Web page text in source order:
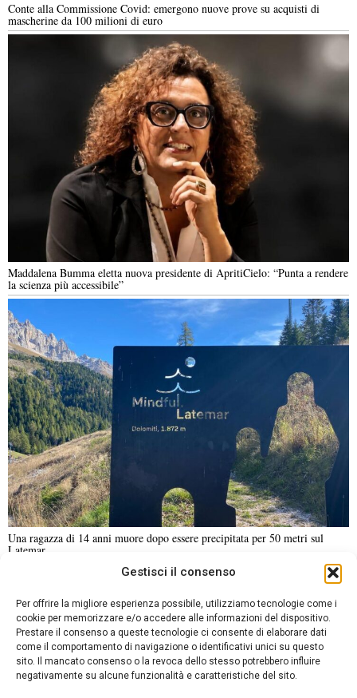
Gestisci il consenso
Per offrire la migliore esperienza possibile, utilizziamo tecnologie come i
cookie per memorizzare e/o accedere alle informazioni del dispositivo.
Prestare il consenso a queste tecnologie ci consente di elaborare dati
come il comportamento di navigazione o identificativi unici su questo
sito. Il mancato consenso o la revoca dello stesso potrebbero influire
negativamente su alcune funzionalità e caratteristiche del sito.
Conte alla Commissione Covid: emergono nuove prove su acquisti di
mascherine da 100 milioni di euro
Maddalena Bumma eletta nuova presidente di ApritiCielo: “Punta a rendere
la scienza più accessibile”
Una ragazza di 14 anni muore dopo essere precipitata per 50 metri sul
Latemar
ANALISI E OPINIONI
SPORT CULTURA VIAGGI
Contatti
Informativa sulla privacy
DA NON PERDERE